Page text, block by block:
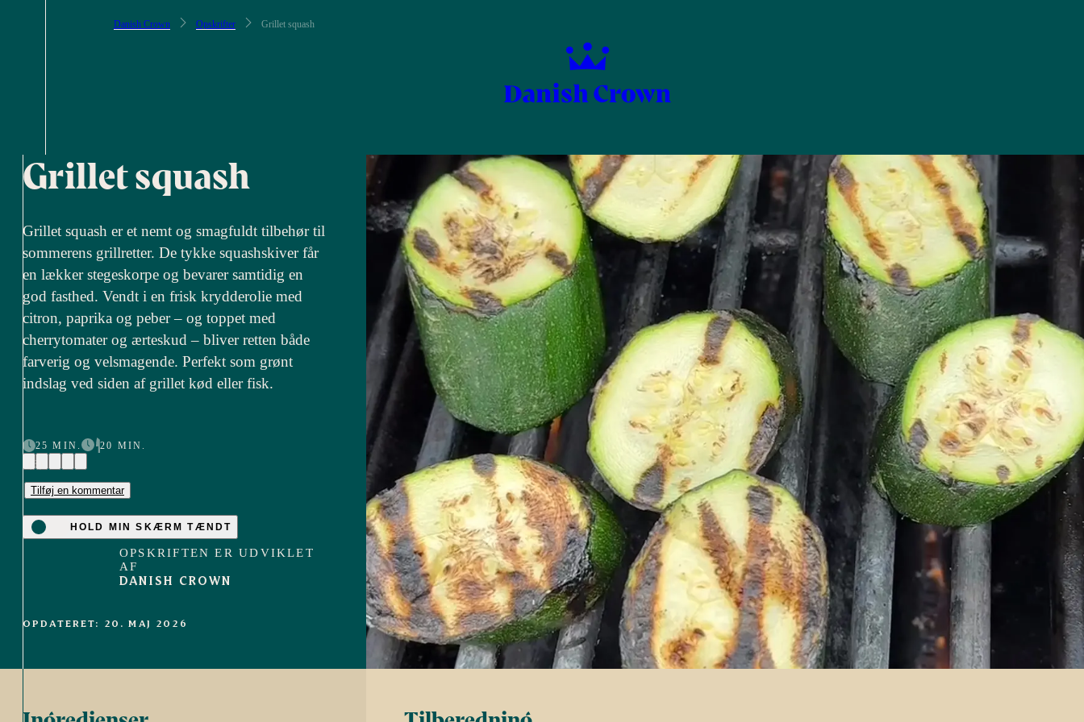
Danish Crown Opskrifter Grillet squash
Grillet squash
Grillet squash er et nemt og smagfuldt tilbehør til
sommerens grillretter. De tykke squashskiver får
en lækker stegeskorpe og bevarer samtidig en
god fasthed. Vendt i en frisk krydderolie med
citron, paprika og peber – og toppet med
cherrytomater og ærteskud – bliver retten både
farverig og velsmagende. Perfekt som grønt
indslag ved siden af grillet kød eller fisk.
25 MIN.
20 MIN.
(3)
Tilføj en kommentar
HOLD MIN SKÆRM TÆNDT
OPSKRIFTEN ER UDVIKLET
AF
DANISH CROWN
OPDATERET: 20. MAJ 2026